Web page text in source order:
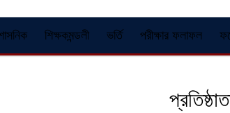
শিক্ষকমন্ডলী ভর্তি পরীক্ষার ফলাফল